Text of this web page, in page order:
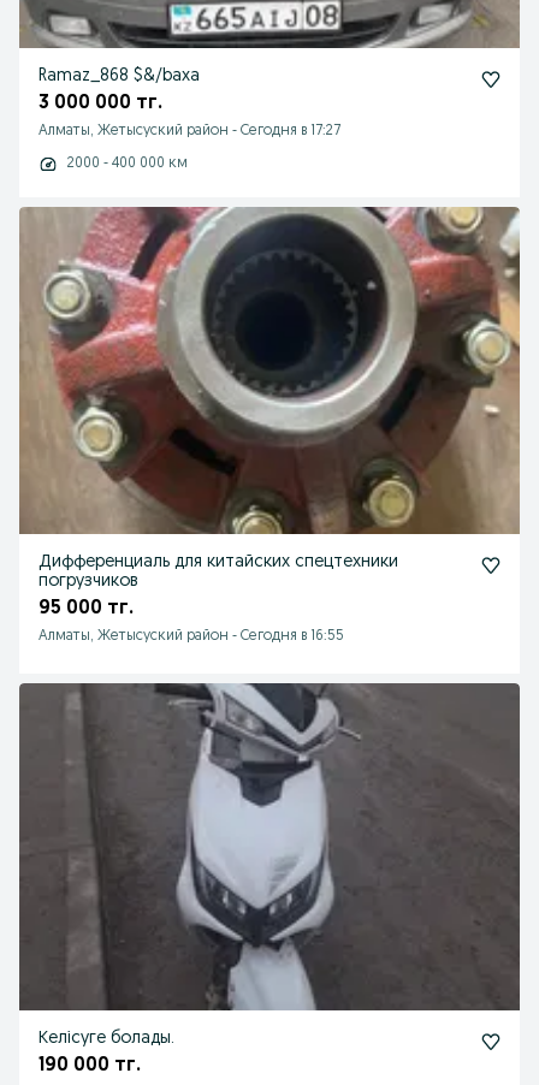
Ramaz_868 $&/baxa
3 000 000 тг.
Алматы, Жетысуский район - Сегодня в 17:27
2000 - 400 000 км
Дифференциаль для китайских спецтехники
погрузчиков
95 000 тг.
Алматы, Жетысуский район - Сегодня в 16:55
Келісуге болады.
190 000 тг.